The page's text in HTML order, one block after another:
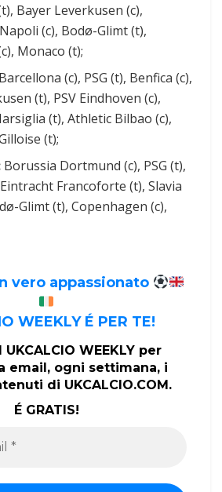
Bayer Leverkusen (c),
(c), Bodø-Glimt (t),
Monaco (t);
Barcellona (c), PSG (t), Benfica (c),
(t), PSV Eindhoven (c),
(t), Athletic Bilbao (c),
(t);
Borussia Dortmund (c), PSG (t),
Francoforte (t), Slavia
Glimt (t), Copenhagen (c),
vero appassionato
WEEKLY É PER TE!
WEEKLY per
email, ogni settimana, i
di UKCALCIO.COM.
É GRATIS!